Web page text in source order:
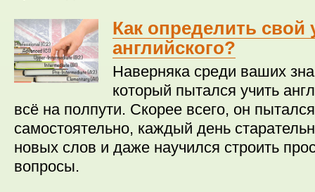
Как определить свой
английского?
Наверняка среди ваших
который пытался учить
всё на полпути. Скорее всего, он
самостоятельно, каждый день
новых слов и даже научился строить
вопросы.